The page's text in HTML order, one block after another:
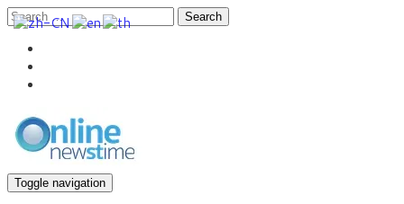
Search
Toggle navigation